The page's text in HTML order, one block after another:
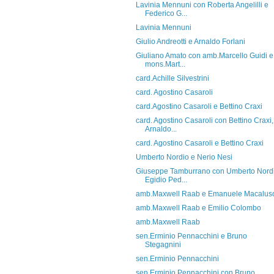
Lavinia Mennuni con Roberta Angelilli e
Federico G...
Lavinia Mennuni
Giulio Andreotti e Arnaldo Forlani
Giuliano Amato con amb.Marcello Guidi e
mons.Mart...
card.Achille Silvestrini
card. Agostino Casaroli
card.Agostino Casaroli e Bettino Craxi
card. Agostino Casaroli con Bettino Craxi,
Arnaldo...
card. Agostino Casaroli e Bettino Craxi
Umberto Nordio e Nerio Nesi
Giuseppe Tamburrano con Umberto
Egidio Ped...
amb.Maxwell Raab e Emanuele
amb.Maxwell Raab e Emilio Colombo
amb.Maxwell Raab
sen.Erminio Pennacchini e Bruno
Stegagnini
sen.Erminio Pennacchini